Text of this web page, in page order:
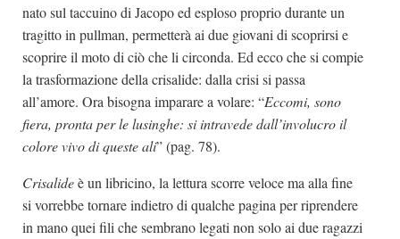
nato sul taccuino di Jacopo ed esploso proprio durante un
tragitto in pullman, permetterà ai due giovani di scoprirsi e
scoprire il moto di ciò che li circonda. Ed ecco che si compie
la trasformazione della crisalide: dalla crisi si passa
all’amore. Ora bisogna imparare a volare: “Eccomi, sono
fiera, pronta per le lusinghe: si intravede dall’involucro il
colore vivo di queste ali” (pag. 78).
Crisalideè un libricino, la lettura scorre veloce ma alla fine
si vorrebbe tornare indietro di qualche pagina per riprendere
in mano quei fili che sembrano legati non solo ai due ragazzi